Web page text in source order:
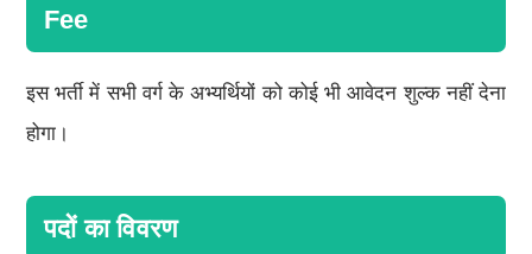
Fee
इस भर्ती में सभी वर्ग के अभ्यर्थियों को कोई भी आवेदन शुल्क नहीं देना
होगा।
पदों का विवरण